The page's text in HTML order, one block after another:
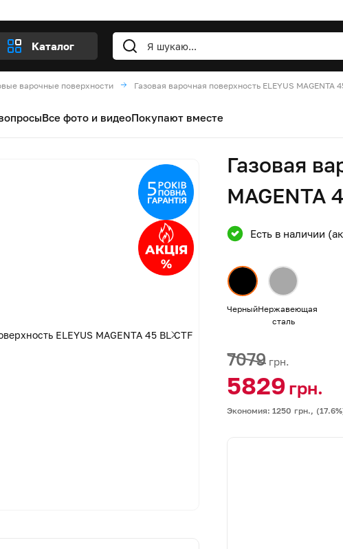
Каталог
варочные поверхности Газовая варочная поверхность ELEYUS MAGENTA
Все фото и видеоПокупают вместе
Газовая
MAGENTA
Есть в наличии
ЧерныйНержавеющая
сталь
7079 грн.
5829грн.
Экономия: 1250 грн.,